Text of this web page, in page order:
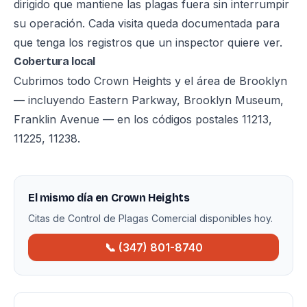
dirigido que mantiene las plagas fuera sin interrumpir
su operación. Cada visita queda documentada para
que tenga los registros que un inspector quiere ver.
Cobertura local
Cubrimos todo Crown Heights y el área de Brooklyn
— incluyendo Eastern Parkway, Brooklyn Museum,
Franklin Avenue — en los códigos postales 11213,
11225, 11238.
El mismo día en Crown Heights
Citas de Control de Plagas Comercial disponibles hoy.
📞 (347) 801-8740